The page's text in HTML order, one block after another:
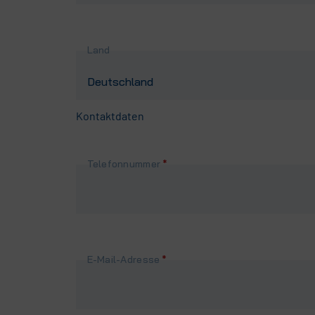
Land
Kontaktdaten
Pflichtfeld
Telefonnummer *
Pflichtfeld
E-Mail-Adresse *